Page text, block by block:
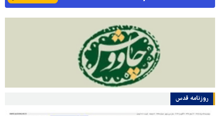
روزنامه قدس